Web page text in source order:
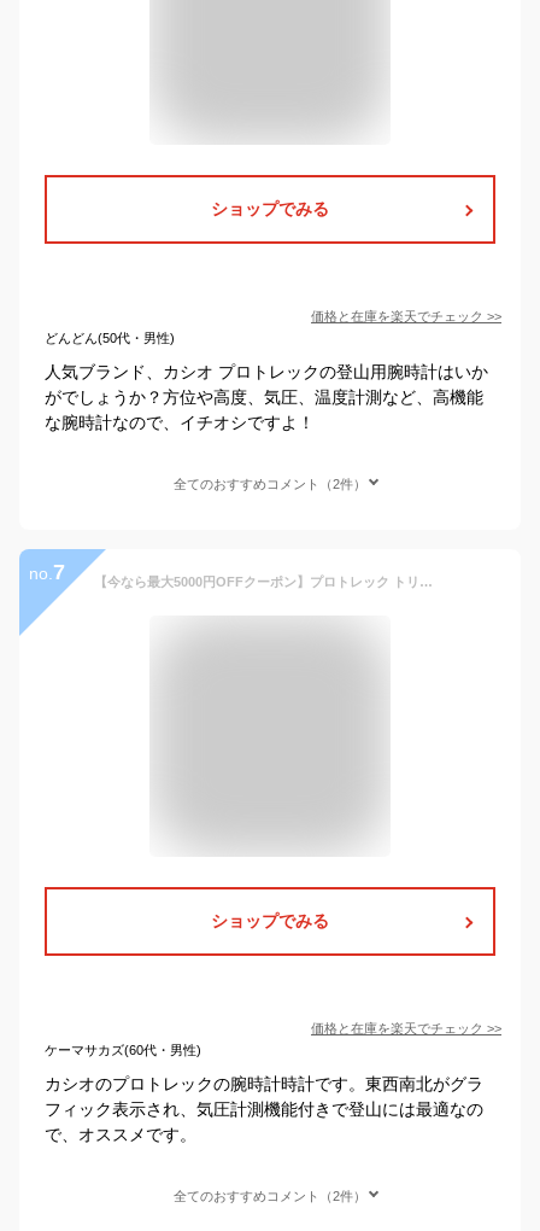
ショップでみる
価格と在庫を楽天でチェック >>
どんどん(50代・男性)
人気ブランド、カシオ プロトレックの登山用腕時計はいか
がでしょうか？方位や高度、気圧、温度計測など、高機能
な腕時計なので、イチオシですよ！
全てのおすすめコメント（2件）
no. 7 【今なら最大5000円OFFクーポン】プロトレック トリプルセンサーVer.3 PRG-330-9AJF メンズ 腕時計 ソーラー デジタル イエロー ブラック 登山 国内正規品 カシオ
ショップでみる
価格と在庫を楽天でチェック >>
ケーマサカズ(60代・男性)
カシオのプロトレックの腕時計時計です。東西南北がグラ
フィック表示され、気圧計測機能付きで登山には最適なの
で、オススメです。
全てのおすすめコメント（2件）